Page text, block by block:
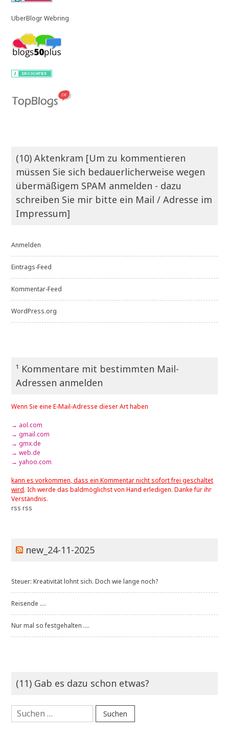
UberBlogr Webring
(10) Aktenkram [Um zu kommentieren
müssen Sie sich bedauerlicherweise wegen
übermäßigem SPAM anmelden - dazu
schreiben Sie mir bitte ein Mail / Adresse im
Impressum]
Anmelden
Eintrags-Feed
Kommentar-Feed
WordPress.org
¹ Kommentare mit bestimmten Mail-
Adressen anmelden
Wenn Sie eine E-Mail-Adresse dieser Art haben
→ aol.com
→ gmail.com
→ gmx.de
→ web.de
→ yahoo.com
kann es vorkommen, dass ein Kommentar nicht sofort frei geschaltet
wird. Ich werde das baldmöglichst von Hand erledigen. Danke für ihr
Verständnis.
rss rss
new_24-11-2025
Steuer: Kreativität lohnt sich. Doch wie lange noch?
Reisende ....
Nur mal so festgehalten ....
(11) Gab es dazu schon etwas?
Suchen
nach: